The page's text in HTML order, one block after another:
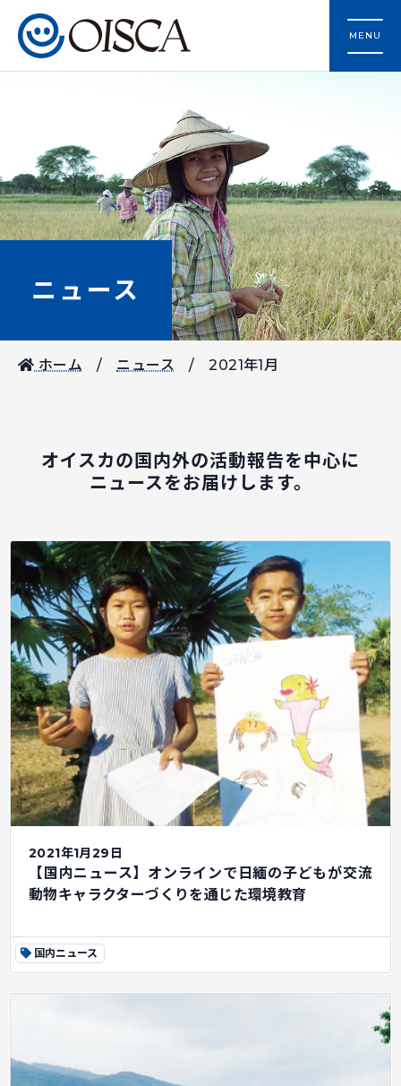
MENU
ニュース
ホーム ニュース 2021年1月
オイスカの国内外の活動報告を中心に
ニュースをお届けします。
2021年1月29日
【国内ニュース】オンラインで日緬の子どもが交流
動物キャラクターづくりを通じた環境教育
国内ニュース